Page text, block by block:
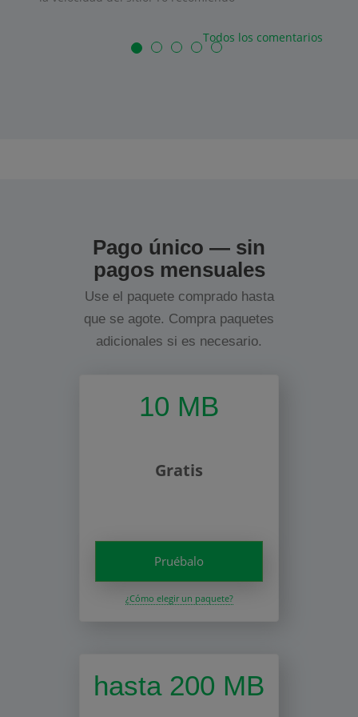
Todos los comentarios
Pago único — sin
pagos mensuales
Use el paquete comprado hasta
que se agote. Compra paquetes
adicionales si es necesario.
10 MB
Gratis
Pruébalo
¿Cómo elegir un paquete?
hasta 200 MB